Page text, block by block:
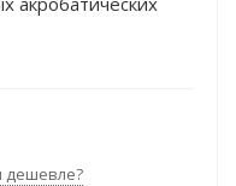
дешевле?